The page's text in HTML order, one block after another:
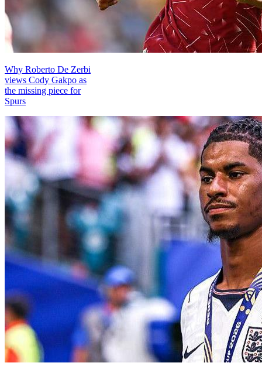
Why Roberto De Zerbi
views Cody Gakpo as
the missing piece for
Spurs